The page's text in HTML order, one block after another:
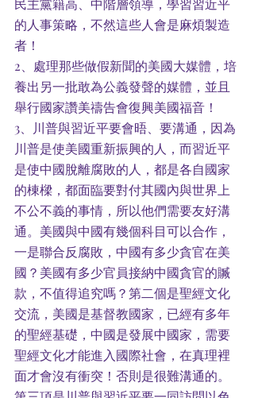
民主黨籍高、中階層領導，學習習近平
的人事策略，不然這些人會是麻煩製造
者！
2、處理那些做假新聞的美國大媒體，培
養出另一批敢為公義發聲的媒體，並且
舉行國家讚美禱告會復興美國福音！
3、川普與習近平要會晤、要溝通，因為
川普是使美國重新振興的人，而習近平
是使中國脫離腐敗的人，都是各自國家
的棟樑，都面臨要對付其國內與世界上
不公不義的事情，所以他們需要友好溝
通。美國與中國有幾個科目可以合作，
一是聯合反腐敗，中國有多少貪官在美
國？美國有多少官員接納中國貪官的贓
款，不值得追究嗎？第二個是聖經文化
交流，美國是基督教國家，已經有多年
的聖經基礎，中國是發展中國家，需要
聖經文化才能進入國際社會，在真理裡
面才會沒有衝突！否則是很難溝通的。